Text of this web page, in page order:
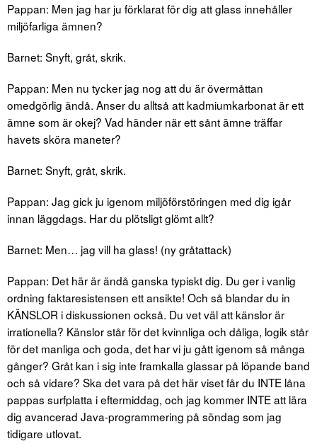
Pappan: Men jag har ju förklarat för dig att glass innehåller
miljöfarliga ämnen?
Barnet: Snyft, gråt, skrik.
Pappan: Men nu tycker jag nog att du är övermåttan
omedgörlig ändå. Anser du alltså att kadmiumkarbonat är ett
ämne som är okej? Vad händer när ett sånt ämne träffar
havets sköra maneter?
Barnet: Snyft, gråt, skrik.
Pappan: Jag gick ju igenom miljöförstöringen med dig igår
innan läggdags. Har du plötsligt glömt allt?
Barnet: Men… jag vill ha glass! (ny gråtattack)
Pappan: Det här är ändå ganska typiskt dig. Du ger i vanlig
ordning faktaresistensen ett ansikte! Och så blandar du in
KÄNSLOR i diskussionen också. Du vet väl att känslor är
irrationella? Känslor står för det kvinnliga och dåliga, logik står
för det manliga och goda, det har vi ju gått igenom så många
gånger? Gråt kan i sig inte framkalla glassar på löpande band
och så vidare? Ska det vara på det här viset får du INTE låna
pappas surfplatta i eftermiddag, och jag kommer INTE att lära
dig avancerad Java-programmering på söndag som jag
tidigare utlovat.